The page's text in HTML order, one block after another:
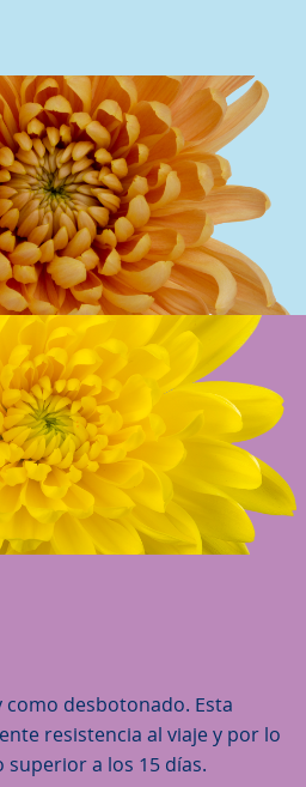
desbotonado. Esta
resistencia al viaje y por lo
a los 15 días.